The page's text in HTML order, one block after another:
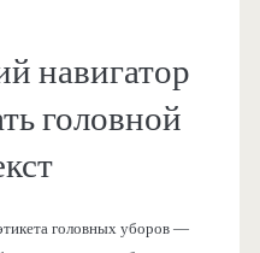
навигатор
головной
головных уборов —